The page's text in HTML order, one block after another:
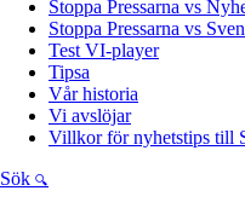
Stoppa Pressarna vs
Stoppa Pressarna vs
Test VI-player
Tipsa
Vår historia
Vi avslöjar
Villkor för nyhetstips till
Sök